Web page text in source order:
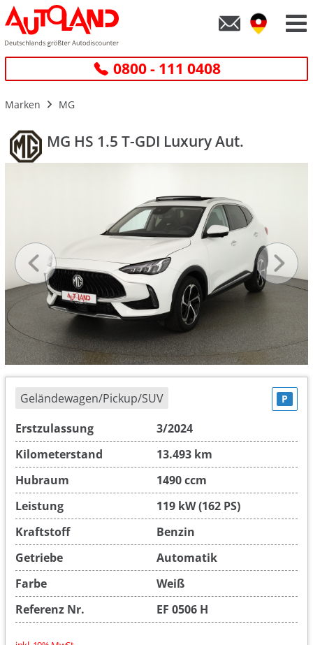
0800 - 111 0408
Marken MG
MG HS 1.5 T-GDI Luxury Aut.
Geländewagen/Pickup/SUV P
Erstzulassung
3/2024
Kilometerstand
13.493 km
Hubraum
1490 ccm
Leistung
119 kW (162 PS)
Kraftstoff
Benzin
Getriebe
Automatik
Farbe
Weiß
Referenz Nr.
EF 0506 H